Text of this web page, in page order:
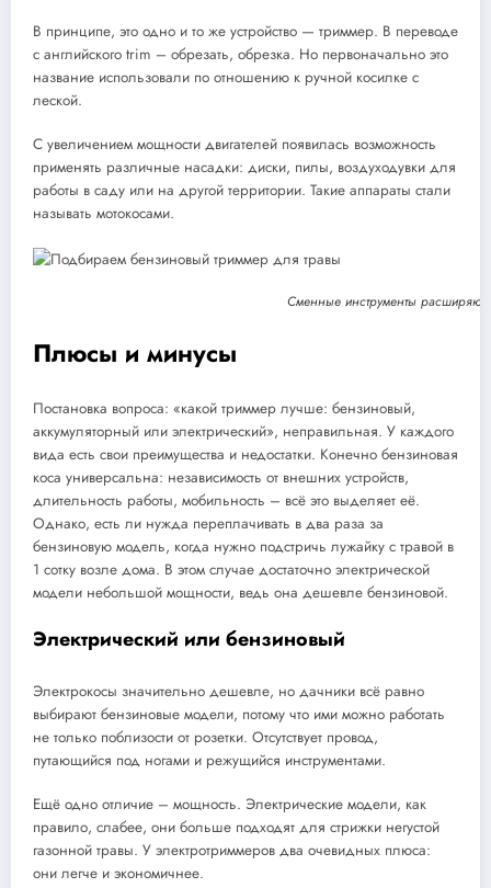
В принципе, это одно и то же устройство — триммер. В переводе
с английского trim – обрезать, обрезка. Но первоначально это
название использовали по отношению к ручной косилке с
леской.
С увеличением мощности двигателей появилась возможность
применять различные насадки: диски, пилы, воздуходувки для
работы в саду или на другой территории. Такие аппараты стали
называть мотокосами.
Сменные инструменты расширяют
Плюсы и минусы
Постановка вопроса: «какой триммер лучше: бензиновый,
аккумуляторный или электрический», неправильная. У каждого
вида есть свои преимущества и недостатки. Конечно бензиновая
коса универсальна: независимость от внешних устройств,
длительность работы, мобильность – всё это выделяет её.
Однако, есть ли нужда переплачивать в два раза за
бензиновую модель, когда нужно подстричь лужайку с травой в
1 сотку возле дома. В этом случае достаточно электрической
модели небольшой мощности, ведь она дешевле бензиновой.
Электрический или бензиновый
Электрокосы значительно дешевле, но дачники всё равно
выбирают бензиновые модели, потому что ими можно работать
не только поблизости от розетки. Отсутствует провод,
путающийся под ногами и режущийся инструментами.
Ещё одно отличие – мощность. Электрические модели, как
правило, слабее, они больше подходят для стрижки негустой
газонной травы. У электротриммеров два очевидных плюса:
они легче и экономичнее.